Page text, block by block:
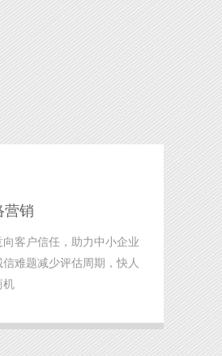
营销
客户信任，助力中小企业
信难题减少评估周期，快人
机